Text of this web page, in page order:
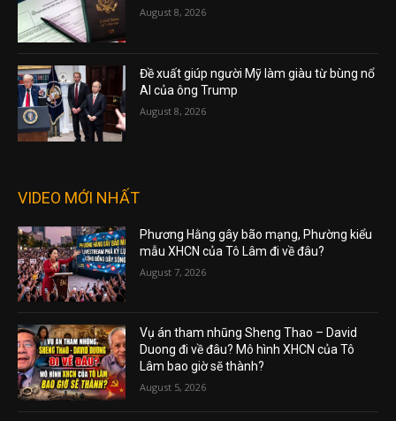
August 8, 2026
Đề xuất giúp người Mỹ làm giàu từ bùng nổ
AI của ông Trump
August 8, 2026
VIDEO MỚI NHẤT
Phương Hằng gây bão mạng, Phường kiểu
mẫu XHCN của Tô Lâm đi về đâu?
August 7, 2026
Vụ án tham nhũng Sheng Thao – David
Duong đi về đâu? Mô hình XHCN của Tô
Lâm bao giờ sẽ thành?
August 5, 2026